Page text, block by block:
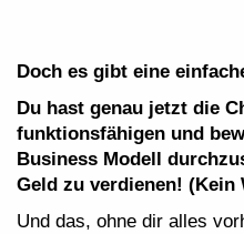
Doch es gibt eine
Du hast genau jetzt die
funktionsfähigen und
Business Modell
Geld zu verdienen! (Kein
Und das, ohne dir alles